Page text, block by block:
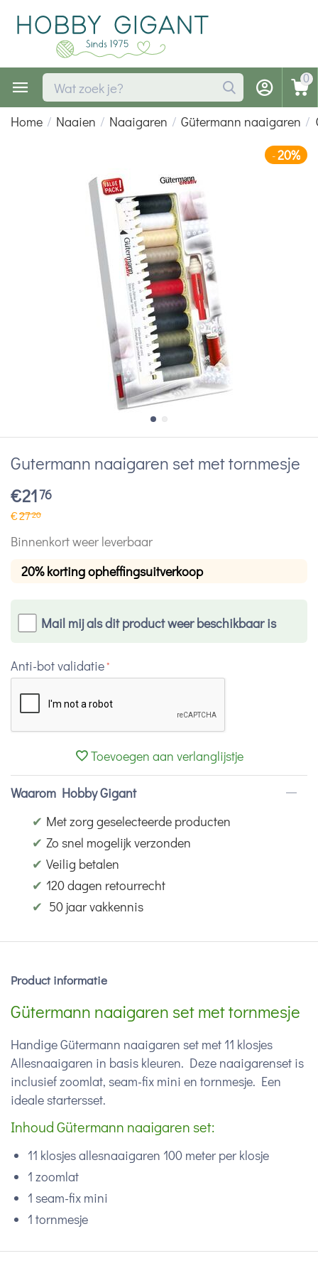
0
Home / Naaien / Naaigaren / Gütermann naaigaren /
-20%
Gutermann naaigaren set met tornmesje
€2176
€2720
Binnenkort weer leverbaar
20% korting opheffingsuitverkoop
Mail mij als dit product weer beschikbaar is
Anti-bot validatie
Toevoegen aan verlanglijstje
Waarom Hobby Gigant
✔ Met zorg geselecteerde producten
✔ Zo snel mogelijk verzonden
✔ Veilig betalen
✔ 120 dagen retourrecht
✔ 50 jaar vakkennis
Product informatie
Gütermann naaigaren set met tornmesje
Handige Gütermann naaigaren set met 11 klosjes
Allesnaaigaren in basis kleuren. Deze naaigarenset is
inclusief zoomlat, seam-fix mini en tornmesje. Een
ideale startersset.
Inhoud Gütermann naaigaren set:
11 klosjes allesnaaigaren 100 meter per klosje
1 zoomlat
1 seam-fix mini
1 tornmesje